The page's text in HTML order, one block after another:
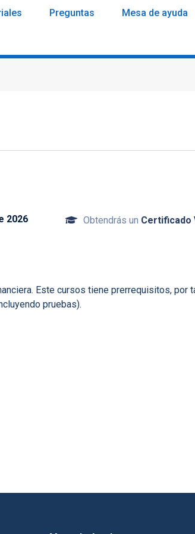
Preguntas Mesa de ayuda
2026 Obtendrás un Certificado
Este cursos tiene prerrequisitos, por
pruebas).